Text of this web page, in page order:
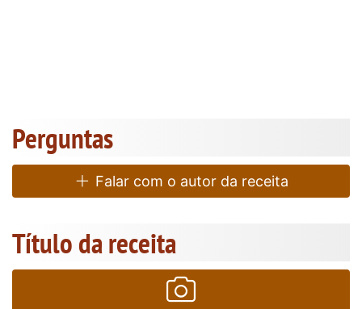
Perguntas
Falar com o autor da receita
Título da receita